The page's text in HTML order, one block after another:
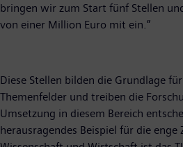
bringen wir zum Start fünf Stellen
von einer Million Euro mit ein.”
Diese Stellen bilden die Grundlage
Themenfelder und treiben die
Umsetzung in diesem Bereich
herausragendes Beispiel für die